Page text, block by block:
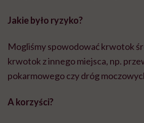
Jakie było ryzyko?
Mogliśmy spowodować krwotok
krwotok z innego miejsca, np.
pokarmowego czy dróg
A korzyści?